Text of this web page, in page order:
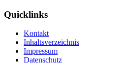
Quicklinks
Kontakt
Inhaltsverzeichnis
Impressum
Datenschutz